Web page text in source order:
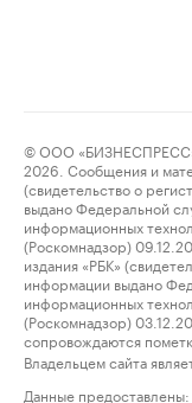
© ООО
2026. Сообщения и
(свидетельство о
выдано Федеральной
информационных
(Роскомнадзор)
издания «РБК»
информации выдано
информационных
(Роскомнадзор)
сопровождаются
Владельцем сайта
Данные предоставлены: